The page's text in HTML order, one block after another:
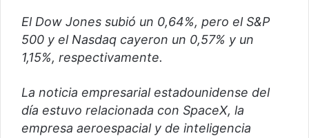
El Dow Jones subió un 0,64%, pero el S&P
500 y el Nasdaq cayeron un 0,57% y un
1,15%, respectivamente.
La noticia empresarial estadounidense del
día estuvo relacionada con SpaceX, la
empresa aeroespacial y de inteligencia